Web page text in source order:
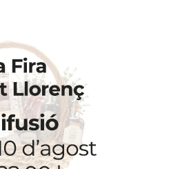
butlletí
i enviada directament
te al nostre butlletí i segueix